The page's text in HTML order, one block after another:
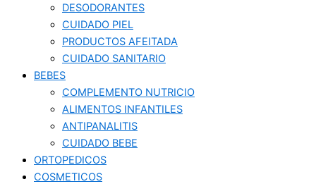
DESODORANTES
CUIDADO PIEL
PRODUCTOS AFEITADA
CUIDADO SANITARIO
BEBES
COMPLEMENTO NUTRICIO
ALIMENTOS INFANTILES
ANTIPANALITIS
CUIDADO BEBE
ORTOPEDICOS
COSMETICOS